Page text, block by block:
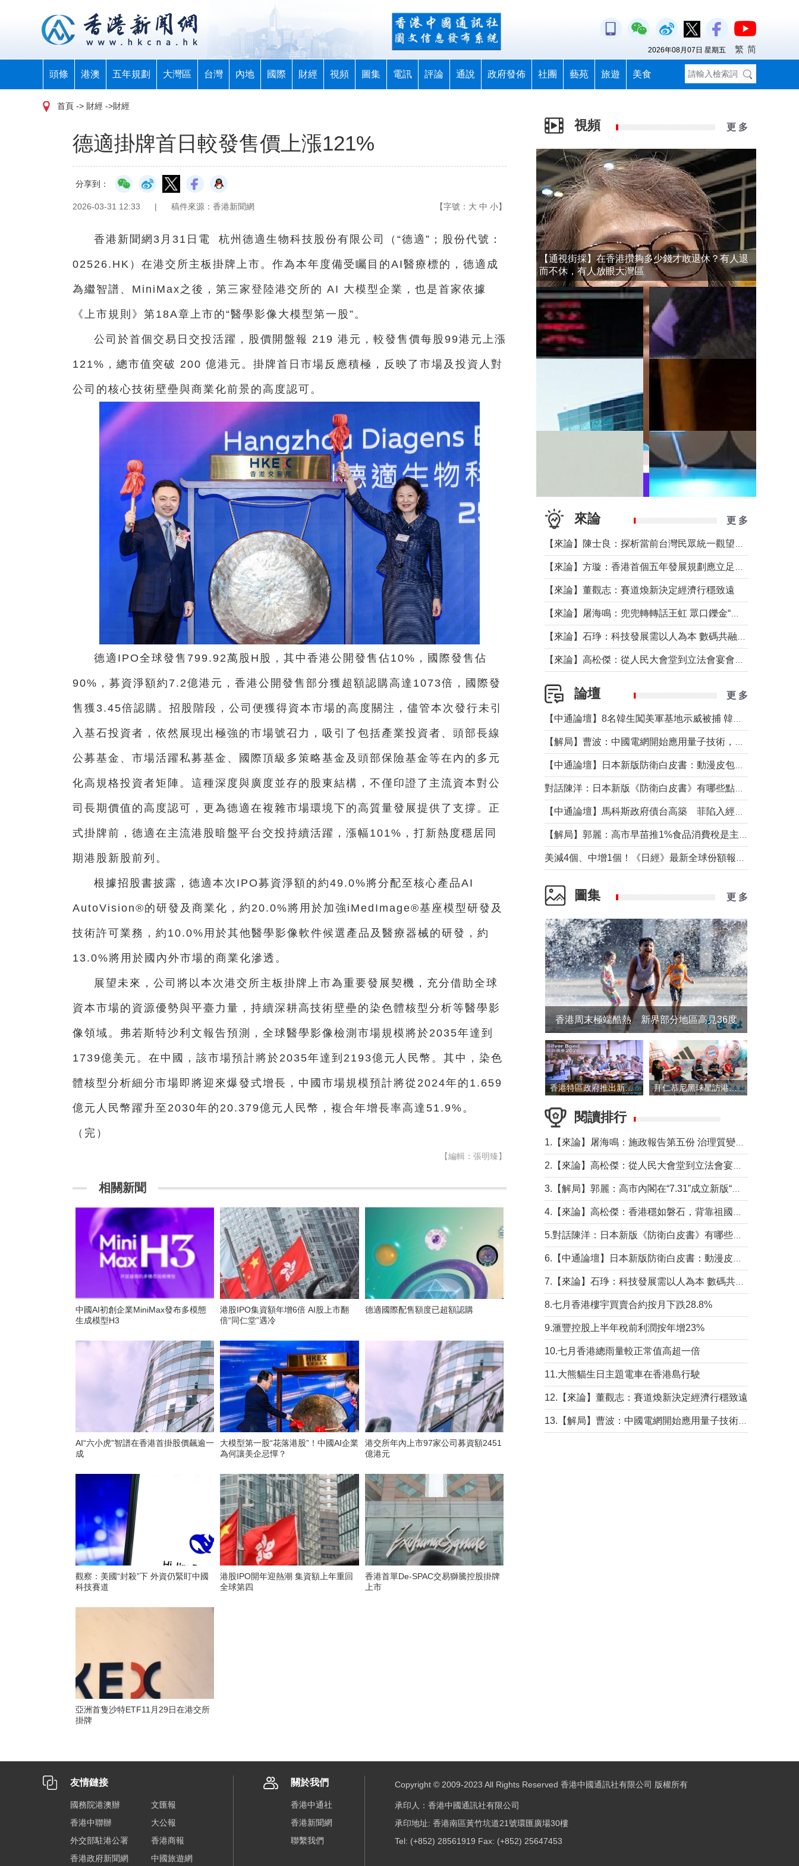
頭條 港澳 五年規劃 大灣區 台灣 內地 國際 財經 視頻 圖集 電訊 評論 通說 政府發佈 社團 藝苑 旅遊 美食
2026年08月07日 星期五 繁 简
首頁 -> 財經 ->財經
德適掛牌首日較發售價上漲121%
分享到：
2026-03-31 12:33 | 稿件來源：香港新聞網 【字號： 大 中 小】
香港新聞網3月31日電 杭州德適生物科技股份有限公司（“德適”；股份代號：
02526.HK）在港交所主板掛牌上市。作為本年度備受矚目的AI醫療標的，德適成
為繼智譜、MiniMax之後，第三家登陸港交所的 AI 大模型企業，也是首家依據
《上市規則》第18A章上市的“醫學影像大模型第一股”。
公司於首個交易日交投活躍，股價開盤報 219 港元，較發售價每股99港元上漲
121%，總市值突破 200 億港元。掛牌首日市場反應積極，反映了市場及投資人對
公司的核心技術壁壘與商業化前景的高度認可。
德適IPO全球發售799.92萬股H股，其中香港公開發售佔10%，國際發售佔
90%，募資淨額約7.2億港元，香港公開發售部分獲超額認購高達1073倍，國際發
售獲3.45倍認購。招股階段，公司便獲得資本市場的高度關注，儘管本次發行未引
入基石投資者，依然展現出極強的市場號召力，吸引了包括產業投資者、頭部長線
公募基金、市場活躍私募基金、國際頂級多策略基金及頭部保險基金等在內的多元
化高規格投資者矩陣。這種深度與廣度並存的股東結構，不僅印證了主流資本對公
司長期價值的高度認可，更為德適在複雜市場環境下的高質量發展提供了支撐。正
式掛牌前，德適在主流港股暗盤平台交投持續活躍，漲幅101%，打新熱度穩居同
期港股新股前列。
根據招股書披露，德適本次IPO募資淨額的約49.0%將分配至核心產品AI
AutoVision®的研發及商業化，約20.0%將用於加強iMedImage®基座模型研發及
技術許可業務，約10.0%用於其他醫學影像軟件候選產品及醫療器械的研發，約
13.0%將用於國內外市場的商業化滲透。
展望未來，公司將以本次港交所主板掛牌上市為重要發展契機，充分借助全球
資本市場的資源優勢與平臺力量，持續深耕高技術壁壘的染色體核型分析等醫學影
像領域。弗若斯特沙利文報告預測，全球醫學影像檢測市場規模將於2035年達到
1739億美元。在中國，該市場預計將於2035年達到2193億元人民幣。其中，染色
體核型分析細分市場即將迎來爆發式增長，中國市場規模預計將從2024年的1.659
億元人民幣躍升至2030年的20.379億元人民幣，複合年增長率高達51.9%。
（完）
【編輯：張明臻】
相關新聞
中國AI初創企業MiniMax發布多模態
生成模型H3
港股IPO集資額年增6倍 AI股上市翻
倍“同仁堂”遇冷
德適國際配售額度已超額認購
AI“六小虎”智譜在香港首掛股價飆逾一
成
大模型第一股“花落港股”！中國AI企業
為何讓美企忌憚？
港交所年內上市97家公司募資額2451
億港元
觀察：美國“封殺”下 外資仍緊盯中國
科技賽道
​港股IPO開年迎熱潮 集資額上年重回
全球第四
香港首單De-SPAC交易獅騰控股掛牌
上市
亞洲首隻沙特ETF11月29日在港交所
掛牌
視頻 更 多
【通視街採】在香港攢夠多少錢才敢退休？有人退
而不休，有人放眼大灣區
來論 更 多
【來論】董觀志：賽道煥新決定經濟行穩致遠
論壇 更 多
圖集 更 多
香港周末極端酷熱 新界部分地區高見36度
香港特區政府推出新一批銀色債券 每手1萬元保底息4.25厘 拜仁慕尼黑球星訪港 與球迷近距離互動
閱讀排行
8.七月香港樓宇買賣合約按月下跌28.8%
9.滙豐控股上半年稅前利潤按年增23%
10.七月香港總雨量較正常值高超一倍
11.大熊貓生日主題電車在香港島行駛
12.【來論】董觀志：賽道煥新決定經濟行穩致遠
友情鏈接
國務院港澳辦
文匯報
香港中聯辦
大公報
外交部駐港公署
香港商報
香港政府新聞網
中國旅遊網
關於我們
香港中通社
香港新聞網
聯繫我們
Copyright © 2009-2023 All Rights Reserved 香港中國通訊社有限公司 版權所有
承印人：香港中國通訊社有限公司
承印地址: 香港南區黃竹坑道21號環匯廣場30樓
Tel: (+852) 28561919 Fax: (+852) 25647453